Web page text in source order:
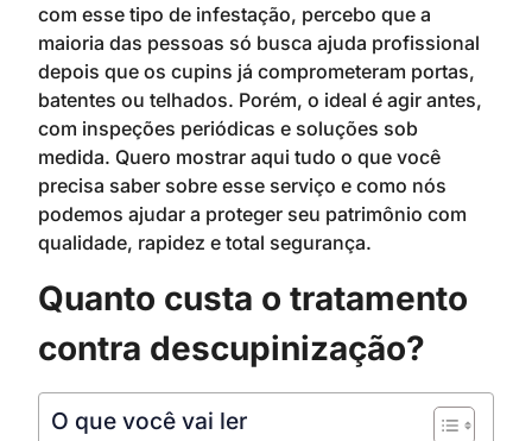
com esse tipo de infestação, percebo que a
maioria das pessoas só busca ajuda profissional
depois que os cupins já comprometeram portas,
batentes ou telhados. Porém, o ideal é agir antes,
com inspeções periódicas e soluções sob
medida. Quero mostrar aqui tudo o que você
precisa saber sobre esse serviço e como nós
podemos ajudar a proteger seu patrimônio com
qualidade, rapidez e total segurança.
Quanto custa o tratamento
contra descupinização?
O que você vai ler